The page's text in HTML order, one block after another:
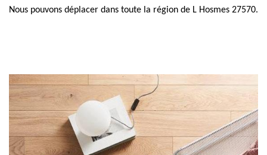
Nous pouvons déplacer dans toute la région de L Hosmes 27570.